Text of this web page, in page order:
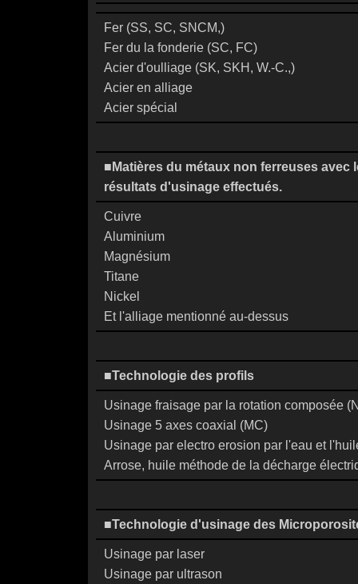
Fer (SS, SC, SNCM,)
Fer du la fonderie (SC, FC)
Acier d'oulliage (SK, SKH, W.-C.,)
Acier en alliage
Acier spécial
■Matières du métaux non ferreuses avec
résultats d'usinage effectués.
Cuivre
Aluminium
Magnésium
Titane
Nickel
Et l'alliage mentionné au-dessus
■Technologie des profils
Usinage fraisage par la rotation composée
Usinage 5 axes coaxial (MC)
Usinage par electro erosion par l'eau et
Arrose, huile méthode de la décharge
■Technologie d'usinage des
Usinage par laser
Usinage par ultrason